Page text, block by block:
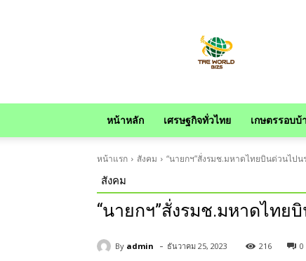
หน้าหลัก เศรษฐกิจทั่วไทย เกษตรรอบบ้
หน้าแรก สังคม “นายกฯ”สั่งรมช.มหาดไทยบินด่วนไป
สังคม
“นายกฯ”สั่งรมช.มหาดไทย
By admin - ธันวาคม 25, 2023 216 0